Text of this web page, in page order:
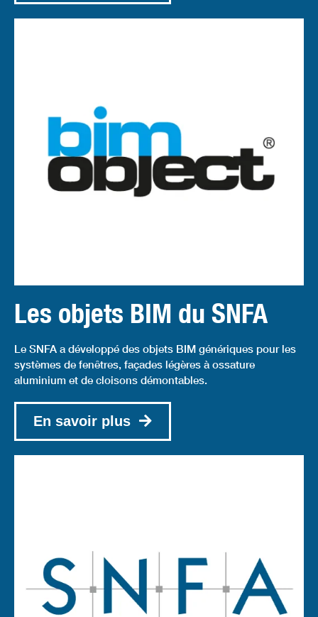
Les objets BIM du SNFA
Le SNFA a développé des objets BIM génériques pour les
systèmes de fenêtres, façades légères à ossature
aluminium et de cloisons démontables.
En savoir plus